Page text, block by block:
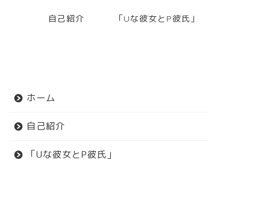
自己紹介 「Uな彼女とP彼氏」
ホーム
自己紹介
「Uな彼女とP彼氏」